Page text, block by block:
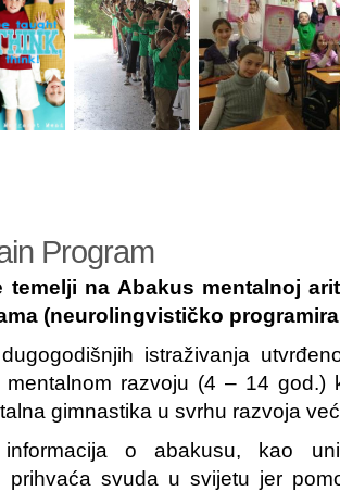
Program
temelji na Abakus mentalnoj
(neurolingvističko
istraživanja
mentalnom razvoju (4 – 14
gimnastika u svrhu razvoja
o abakusu, kao
prihvaća svuda u svijetu jer